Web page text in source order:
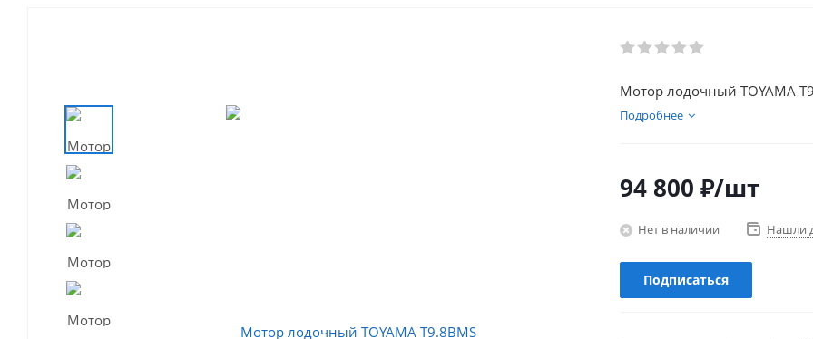
Мотор лодочный TOYAMA
Подробнее
94 800 ₽/шт
Нет в наличии Нашли
Подписаться